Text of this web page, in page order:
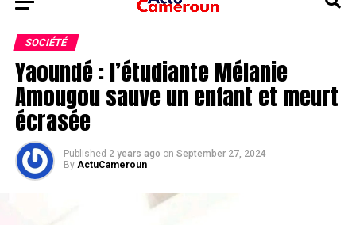
SOCIÉTÉ
Yaoundé : l’étudiante Mélanie
Amougou sauve un enfant et meurt
écrasée
Published 2 years ago on September 27, 2024
By ActuCameroun